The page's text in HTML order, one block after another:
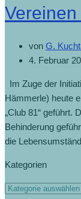
von G.
4. Februar
Im Zuge der
Hämmerle) heute
„Club 81“ geführt.
Behinderung
die
Kategorien